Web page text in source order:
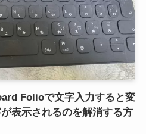
Folioで文字入力すると変
表示されるのを解消する方